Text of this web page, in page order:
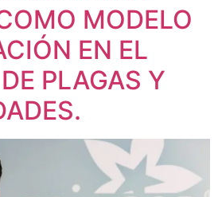
MODELO
EN EL
PLAGAS Y